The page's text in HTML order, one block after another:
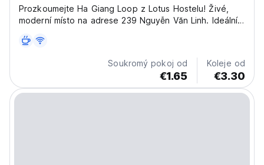
Prozkoumejte Ha Giang Loop z Lotus Hostelu! Živé,
moderní místo na adrese 239 Nguyễn Văn Linh. Ideální
(Auto-translated from original language)
Soukromý pokoj od
€1.65
Koleje od
€3.30